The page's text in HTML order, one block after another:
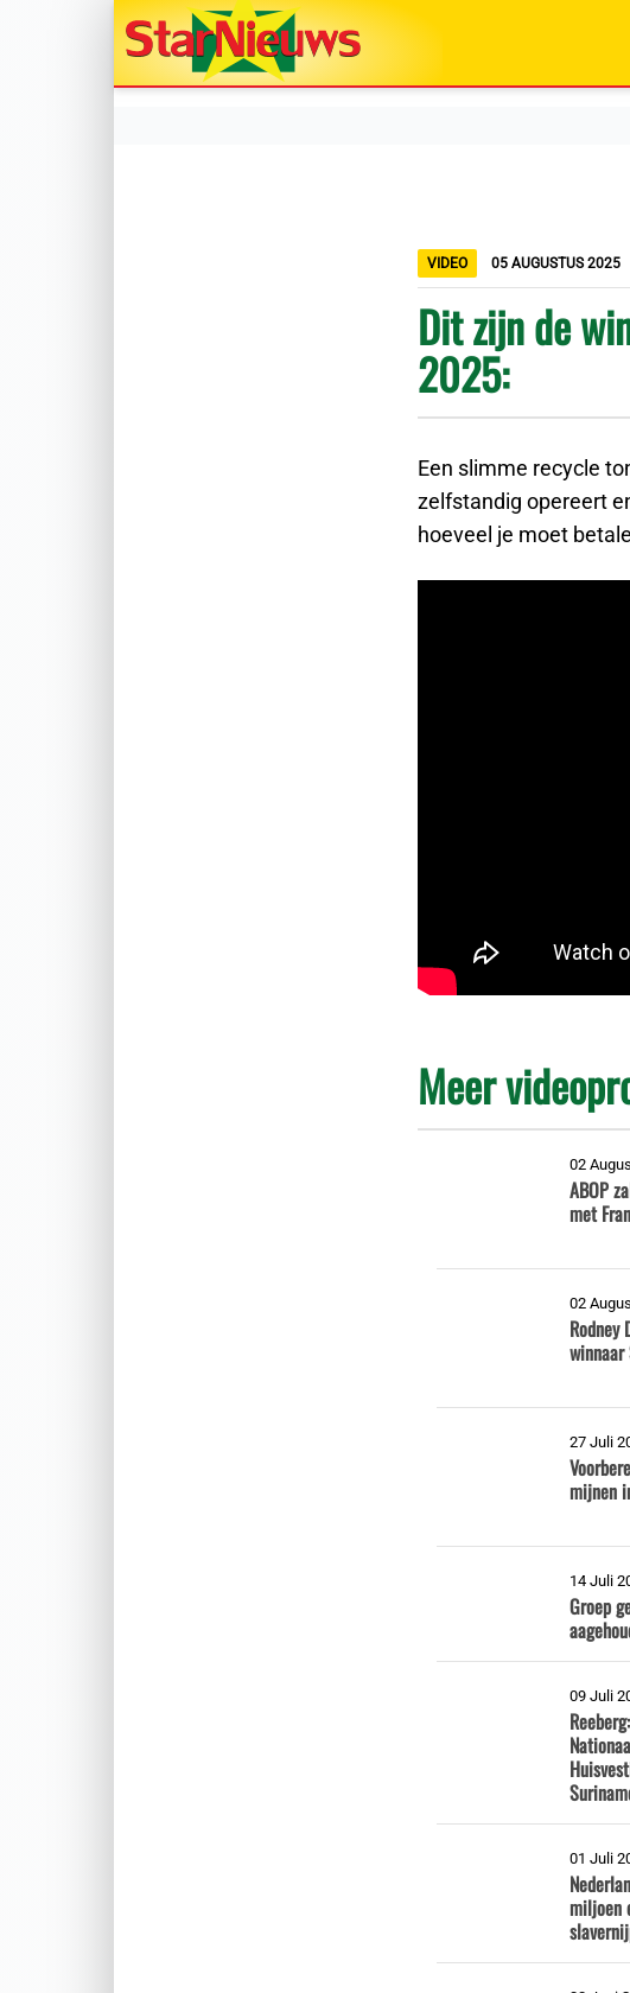
VIDEO 05 AUGUSTUS 2025
Dit zijn de
2025:
Een slimme recycle
zelfstandig opereert
hoeveel je moet
Meer
02
ABOP
met
02
Rodney
27 Juli
mijnen
14 Juli
Groep
09 Juli
01 Juli
miljoen